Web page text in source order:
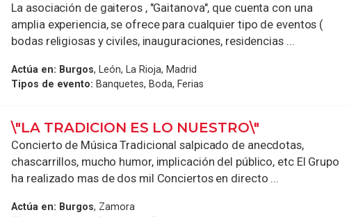
La asociación de gaiteros , "Gaitanova", que cuenta con una
amplia experiencia, se ofrece para cualquier tipo de eventos (
bodas religiosas y civiles, inauguraciones, residencias ...
Actúa en: Burgos, León, La Rioja, Madrid
Tipos de evento: Banquetes, Boda, Ferias
\"LA TRADICION ES LO NUESTRO\"
Concierto de Música Tradicional salpicado de anecdotas,
chascarrillos, mucho humor, implicación del público, etc El Grupo
ha realizado mas de dos mil Conciertos en directo ...
Actúa en: Burgos, Zamora